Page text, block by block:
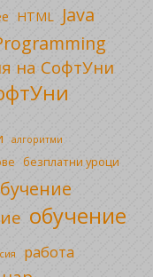
HTML Java
на СофтУни
алгоритми
безплатни уроци
обучение
работа